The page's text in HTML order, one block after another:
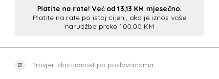
Platite na rate! Već od 13,13 KM mjesečno.
Platite na rate po istoj cijeni, ako je iznos vaše
narudžbe preko 100,00 KM
Provjeri dostupnost po poslovnicama